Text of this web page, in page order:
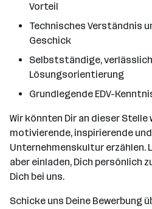
Vorteil
Technisches Verständnis
Geschick
Selbstständige,
Lösungsorientierung
Grundlegende EDV-
Wir könnten Dir an dieser Stelle
motivierende, inspirierende
Unternehmenskultur erzählen.
aber einladen, Dich persönlich
Dich bei uns.
Schicke uns Deine Bewerbung